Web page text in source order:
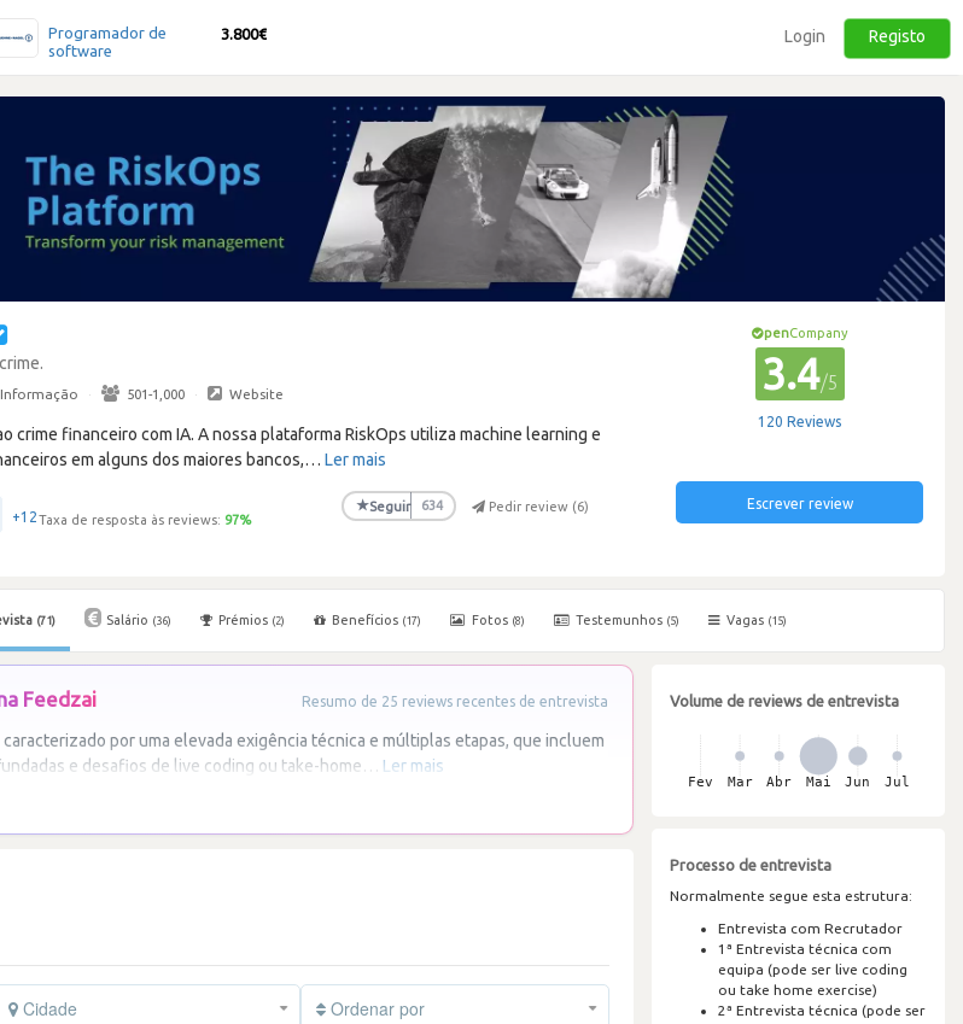
Programador de
software
3.800€ Login Registo
· 501-1,000 · Website
crime financeiro com IA. A nossa plataforma RiskOps utiliza machine learning e
em alguns dos maiores bancos,… Ler mais
+12Taxa de resposta às reviews: 97%
★Seguir 634 Pedir review (6)
penCompany
3.4/5
120 Reviews
Escrever review
(71) Salário (36) Prémios (2) Benefícios (17) Fotos (8) Testemunhos (5) Vagas (15)
Feedzai Resumo de 25 reviews recentes de entrevista
por uma elevada exigência técnica e múltiplas etapas, que incluem
e desafios de live coding ou take-home… Ler mais
Cidade Ordenar por
Volume de reviews de entrevista
Processo de entrevista
Normalmente segue esta estrutura:
Entrevista com Recrutador
1ª Entrevista técnica com
equipa (pode ser live coding
ou take home exercise)
2ª Entrevista técnica (pode ser